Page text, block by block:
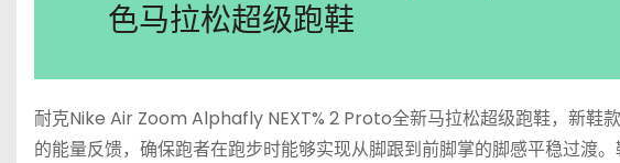
色马拉松超级跑鞋
耐克Nike Air Zoom Alphafly NEXT% 2 Proto全新马拉松超级跑鞋，新鞋
的能量反馈，确保跑者在跑步时能够实现从脚跟到前脚掌的脚感平稳过渡